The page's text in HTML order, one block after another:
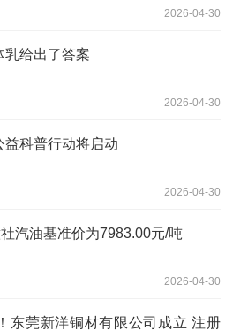
2026-04-30
乳给出了答案
2026-04-30
科普行动将启动
2026-04-30
汽油基准价为7983.00元/吨
2026-04-30
东莞新洋铜材有限公司成立 注册